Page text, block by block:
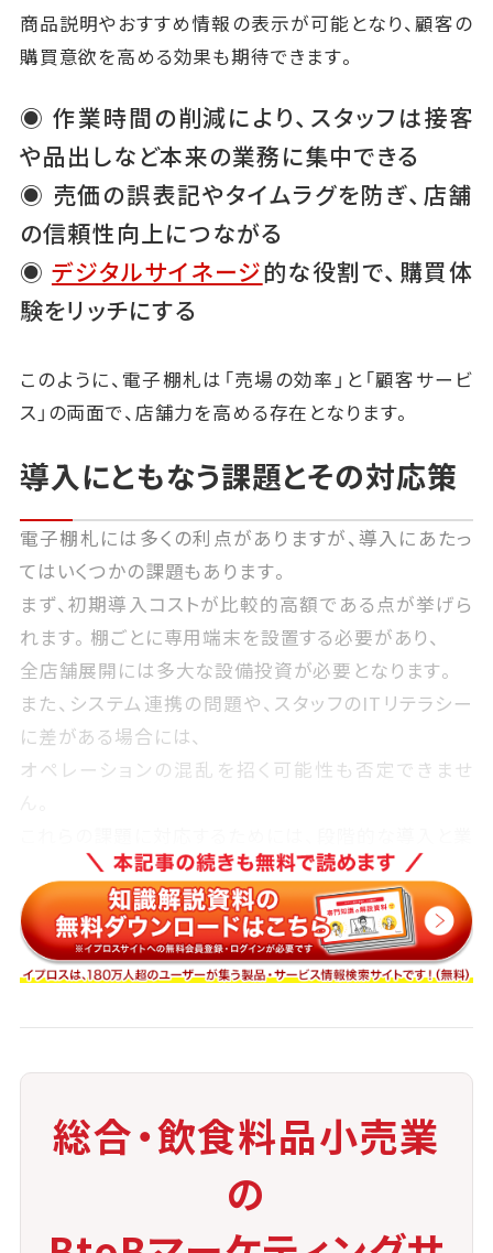
商品説明やおすすめ情報の表示が可能となり、顧客の
購買意欲を高める効果も期待できます。
◉ 作業時間の削減により、スタッフは接客
や品出しなど本来の業務に集中できる
◉ 売価の誤表記やタイムラグを防ぎ、店舗
の信頼性向上につながる
◉ デジタルサイネージ的な役割で、購買体
験をリッチにする
このように、電子棚札は「売場の効率」と「顧客サービ
ス」の両面で、店舗力を高める存在となります。
導入にともなう課題とその対応策
電子棚札には多くの利点がありますが、導入にあたっ
てはいくつかの課題もあります。
まず、初期導入コストが比較的高額である点が挙げら
れます。棚ごとに専用端末を設置する必要があり、
全店舗展開には多大な設備投資が必要となります。
また、システム連携の問題や、スタッフのITリテラシー
に差がある場合には、
オペレーションの混乱を招く可能性も否定できませ
務フローの見直しが鍵となります。
たとえば、高回転商品に絞った先行導入や、
トレーニングプログラムを通じた現場教育の強化な
ど、運用面の工夫が必要です。
的な投資判断も重要になります。
総合・飲食料品小売業
の